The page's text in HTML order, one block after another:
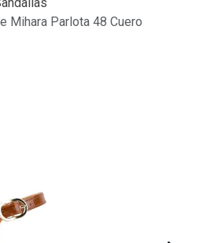
Mihara Parlota 48 Cuero